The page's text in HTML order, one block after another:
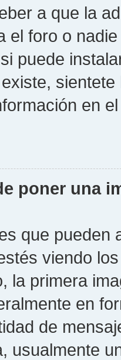
a que la
el foro o
puede
en
poner una
que pueden
viendo
la primera
en
de
usualmente